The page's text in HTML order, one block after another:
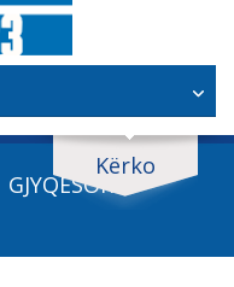
Kërko
GJYQËSORI -